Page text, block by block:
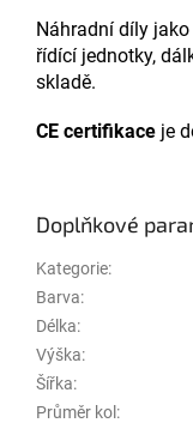
Náhradní díly
řídící jednotky,
skladě.
CE certifikace je
Doplňkové
Kategorie:
Barva:
Délka:
Výška:
Šířka:
Průměr kol: